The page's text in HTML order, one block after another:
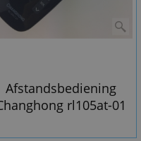
Afstandsbediening
rl105at-01